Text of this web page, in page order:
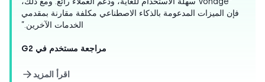
فإن الميزات المدعومة بالذكاء الاصطناعي مكلفة مقارنة بمقدمي
الخدمات الآخرين.”
مراجعة مستخدم في G2
اقرأ المزيد